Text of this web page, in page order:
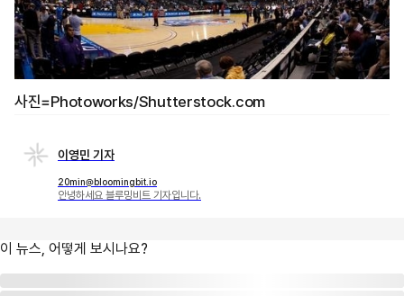
사진=Photoworks/Shutterstock.com
이영민 기자
20min@bloomingbit.io
안녕하세요 블루밍비트 기자입니다.
이 뉴스, 어떻게 보시나요?